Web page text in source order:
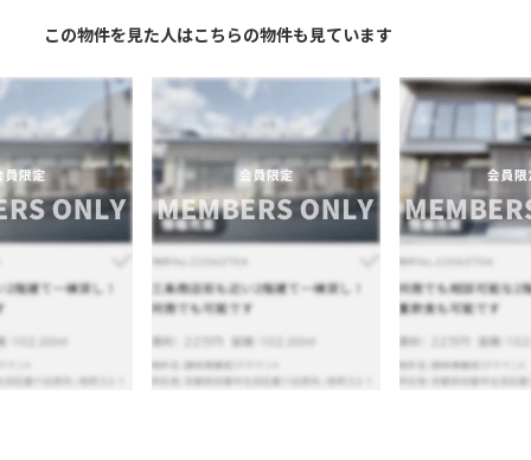
この物件を見た人はこちらの物件も見ています